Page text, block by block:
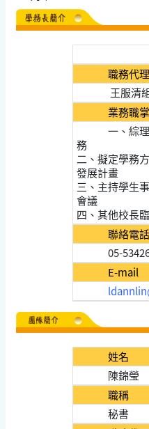
職務代
王服清
業務職掌
一、綜
務
二、擬定學務
發展計畫
三、主持學生
會議
四、其他校長
聯絡電話
05-
E-mail
姓名
陳錦瑩
職稱
秘書